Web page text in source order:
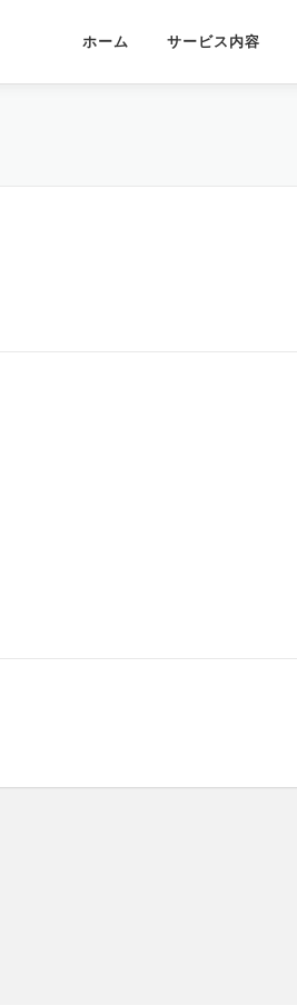
ホーム サービス内容